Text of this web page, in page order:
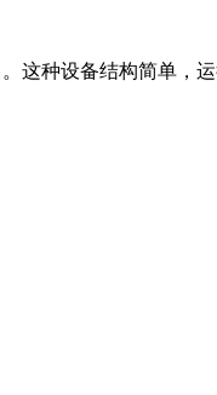
这种设备结构简单，